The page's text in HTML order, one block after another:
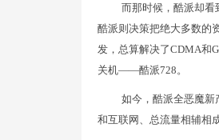
而那时候，酷派却看
酷派则决策把绝大多数的
发，总算解决了CDMA和
关机——酷派728。
如今，酷派全恶魔新
和互联网、总流量相辅相